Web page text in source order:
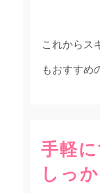
これからス
もおすすめ
手軽
しっ